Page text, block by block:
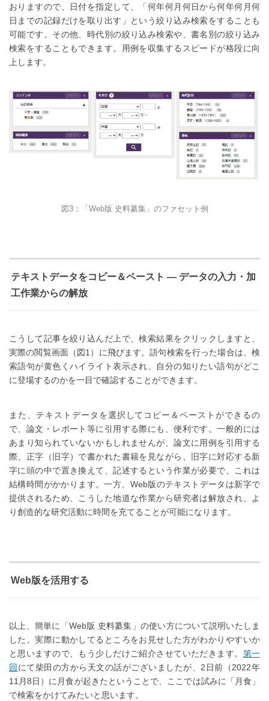
おりますので、日付を指定して、「何年何月何日から何年何月何
日までの記録だけを取り出す」という絞り込み検索をすることも
可能です。その他、時代別の絞り込み検索や、書名別の絞り込み
検索をすることもできます。用例を収集するスピードが格段に向
上します。
図3：「Web版 史料纂集」のファセット例
テキストデータをコピー＆ペースト ― データの入力・加
工作業からの解放
こうして記事を絞り込んだ上で、検索結果をクリックしますと、
実際の閲覧画面（図1）に飛びます。語句検索を行った場合は、検
索語句が黄色くハイライト表示され、自分の知りたい語句がどこ
に登場するのかを一目で確認することができます。
また、テキストデータを選択してコピー＆ペーストができるの
で、論文・レポート等に引用する際にも、便利です。一般的には
あまり知られていないかもしれませんが、論文に用例を引用する
際、正字（旧字）で書かれた書籍を見ながら、旧字に対応する新
字に頭の中で置き換えて、記述するという作業が必要で、これは
結構時間がかかります。一方、Web版のテキストデータは新字で
提供されるため、こうした地道な作業から研究者は解放され、よ
り創造的な研究活動に時間を充てることが可能になります。
Web版を活用する
以上、簡単に「Web版 史料纂集」の使い方について説明いたしま
した。実際に動かしてるところをお見せした方がわかりやすいか
と思いますので、もう少しだけご紹介させていただきます。 第一
回 にて柴田の方から天文の話がございましたが、2日前（2022年
11月8日）に月食が起きたということで、ここでは試みに「月食」
で検索をかけてみたいと思います。